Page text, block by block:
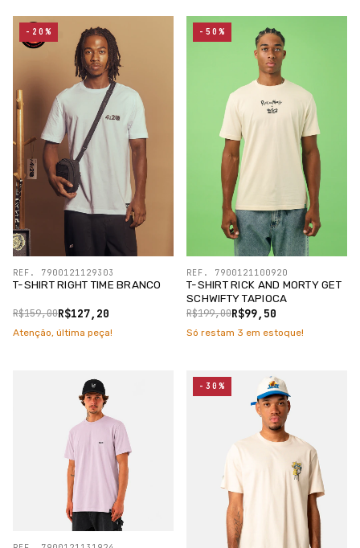
T-SHIRT RIGHT TIME BRANCO
R$127,20
R$159,00
REF. 7900121129303
-20%
Atenção, última peça!
T-SHIRT RICK AND MORTY GET
SCHWIFTY TAPIOCA
R$99,50
R$199,00
REF. 7900121100920
-50%
Só restam 3 em estoque!
-30%